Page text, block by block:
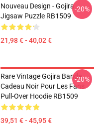
Nouveau Design - Gojira
Jigsaw Puzzle RB1509
21,98 € - 40,02 €
-20%
Rare Vintage Gojira Bande
Cadeau Noir Pour Les Fans
Pull-Over Hoodie RB1509
39,51 € - 45,95 €
-20%